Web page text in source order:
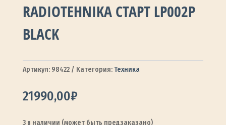
RADIOTEHNIKA СТАРТ LP002P
BLACK
Артикул: 98422 Категория:Техника
21990,00₽
3 в наличии (может быть предзаказано)